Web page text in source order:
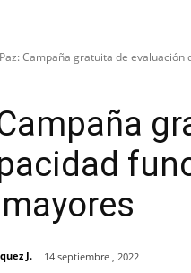
Campaña gratuita de
J. 14 septiembre , 2022